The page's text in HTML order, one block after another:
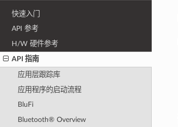
快速入门
API 参考
H/W 硬件参考
API 指南
应用层跟踪库
应用程序的启动流程
BluFi
Bluetooth® Overview